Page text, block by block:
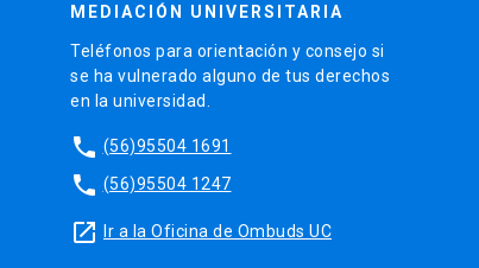
MEDIACIÓN UNIVERSITARIA
Teléfonos para orientación y consejo si
se ha vulnerado alguno de tus derechos
en la universidad.
phone (56)95504 1691
phone (56)95504 1247
launch Ir a la Oficina de Ombuds UC